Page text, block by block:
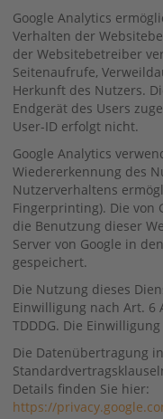
Google Analytics
Verhalten der
der Websitebetreiber
Seitenaufrufe,
Herkunft des Nutzers.
Endgerät des Users
User-ID erfolgt nicht.
Google Analytics
Wiedererkennung des
Nutzerverhaltens
Fingerprinting). Die von
die Benutzung dieser
Server von Google in
gespeichert.
Die Nutzung dieses
Einwilligung nach Art. 6
TDDDG. Die
Die Datenübertragung
Details finden Sie hier:
https://